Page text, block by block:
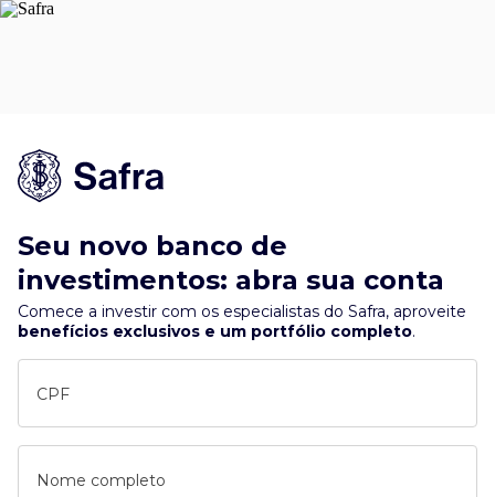
Seu novo banco de
investimentos: abra sua conta
Comece a investir com os especialistas do Safra, aproveite
benefícios exclusivos e um portfólio completo.
CPF
Nome completo